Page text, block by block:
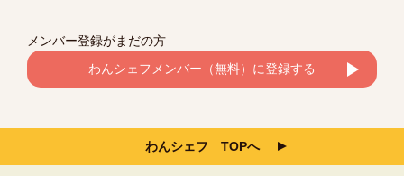
メンバー登録がまだの方
わんシェフメンバー（無料）に登録する
わんシェフ TOPへ